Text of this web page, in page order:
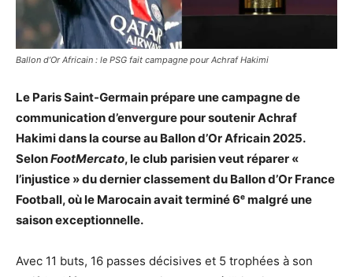
Ballon d’Or Africain : le PSG fait campagne pour Achraf Hakimi
Le Paris Saint-Germain prépare une campagne de
communication d’envergure pour soutenir Achraf
Hakimi dans la course au Ballon d’Or Africain 2025.
SelonFootMercato, le club parisien veut réparer «
l’injustice » du dernier classement du Ballon d’Or France
Football, où le Marocain avait terminé 6ᵉ malgré une
saison exceptionnelle.
Avec 11 buts, 16 passes décisives et 5 trophées à son